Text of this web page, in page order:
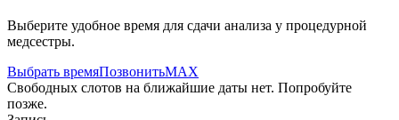
Выберите удобное время для сдачи анализа у процедурной
медсестры.
Выбрать времяПозвонитьMAX
Свободных слотов на ближайшие даты нет. Попробуйте
позже.